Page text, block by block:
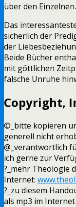
über den Einzelnen.
Das
sicherlich der
der
Beide Bücher
mit göttlichen
falsche Unruhe
Copyright,
©_bitte kopieren
generell nicht
@_verantwortlich
ich gerne zur
?_mehr Theologie
Internet:
?_zu diesem
als mp3 im Internet